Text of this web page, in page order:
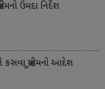
ઉમદા નિર્દેશ
સુપ્રીમનો આદેશ